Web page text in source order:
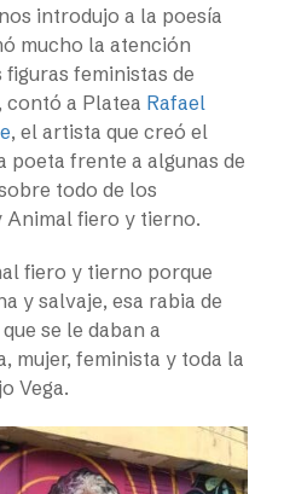
introdujo a la poesía
mucho la atención
feministas de
contó a Platea Rafael
, el artista que creó el
poeta frente a algunas de
todo de los
Animal fiero y tierno.
fiero y tierno porque
y salvaje, esa rabia de
se le daban a
mujer, feminista y toda la
Vega.